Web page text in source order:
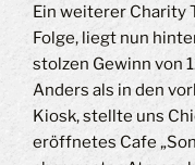
Ein weiterer Charity
Folge, liegt nun
stolzen Gewinn von
Anders als in den
Kiosk, stellte uns
eröffnetes Cafe